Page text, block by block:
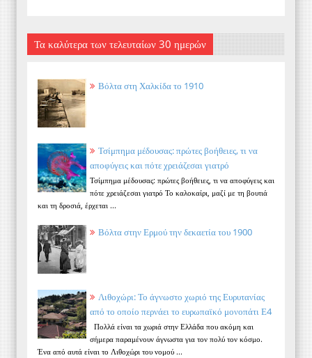
Τα καλύτερα των τελευταίων 30 ημερών
Βόλτα στη Χαλκίδα το 1910
Τσίμπημα μέδουσας: πρώτες βοήθειες, τι να
αποφύγεις και πότε χρειάζεσαι γιατρό
Τσίμπημα μέδουσας: πρώτες βοήθειες, τι να αποφύγεις και
πότε χρειάζεσαι γιατρό Το καλοκαίρι, μαζί με τη βουτιά
και τη δροσιά, έρχεται ...
Βόλτα στην Ερμού την δεκαετία του 1900
Λιθοχώρι: Το άγνωστο χωριό της Ευρυτανίας
από το οποίο περνάει το ευρωπαϊκό μονοπάτι Ε4
Πολλά είναι τα χωριά στην Ελλάδα που ακόμη και
σήμερα παραμένουν άγνωστα για τον πολύ τον κόσμο.
Ένα από αυτά είναι το Λιθοχώρι του νομού ...